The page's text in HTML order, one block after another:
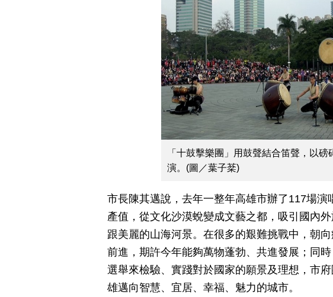
「十鼓擊樂團」用鼓聲結合笛聲，以
演。(圖／葉子棻)
市長陳其邁說，去年一整年高雄市辦了117場
產值，從文化沙漠蛻變成文藝之都，吸引國內
跟美麗的山海河景。在很多的艱難挑戰中，朝
前進，期許今年能夠萬物蓬勃、共進發展；同
選舉來檢驗、實踐對於國家的願景及理想，市
雄邁向智慧、宜居、幸福、魅力的城市。